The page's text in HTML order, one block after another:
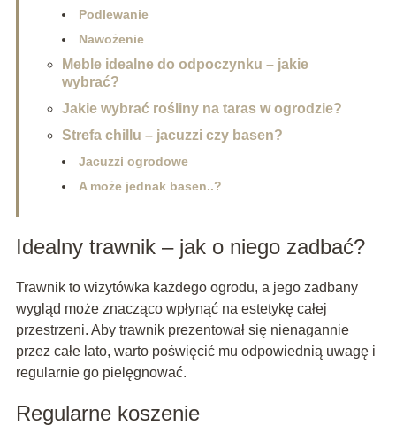
Podlewanie
Nawożenie
Meble idealne do odpoczynku – jakie
wybrać?
Jakie wybrać rośliny na taras w ogrodzie?
Strefa chillu – jacuzzi czy basen?
Jacuzzi ogrodowe
A może jednak basen..?
Idealny trawnik – jak o niego zadbać?
Trawnik to wizytówka każdego ogrodu, a jego zadbany
wygląd może znacząco wpłynąć na estetykę całej
przestrzeni. Aby trawnik prezentował się nienagannie
przez całe lato, warto poświęcić mu odpowiednią uwagę i
regularnie go pielęgnować.
Regularne koszenie